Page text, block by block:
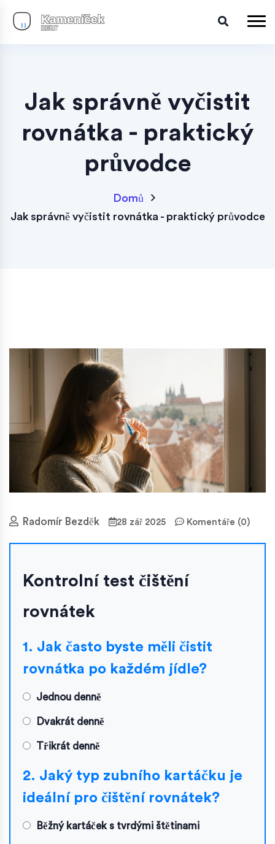
Jak správně vyčistit
rovnátka - praktický
průvodce
Domů
Jak správně vyčistit rovnátka - praktický průvodce
Radomír Bezděk 28 zář 2025 Komentáře (0)
Kontrolní test čištění
rovnátek
1. Jak často byste měli čistit
rovnátka po každém jídle?
Jednou denně
Dvakrát denně
Třikrát denně
2. Jaký typ zubního kartáčku je
ideální pro čištění rovnátek?
Běžný kartáček s tvrdými štětinami